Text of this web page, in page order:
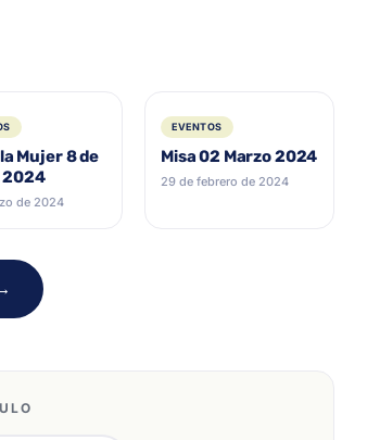
Mujer 8 de
2024
de 2024
EVENTOS
Misa 02 Marzo 2024
29 de febrero de 2024